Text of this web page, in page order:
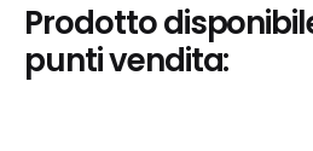
Prodotto
punti vendita: